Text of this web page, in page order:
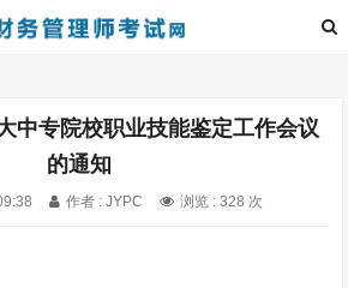
中专院校职业技能鉴定工作会议
的通知
作者 : JYPC 浏览 : 328 次